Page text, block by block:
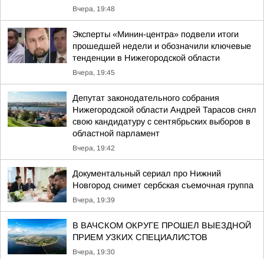
Вчера, 19:48
Эксперты «Минин-центра» подвели итоги
прошедшей недели и обозначили ключевые
тенденции в Нижегородской области
Вчера, 19:45
Депутат законодательного собрания
Нижегородской области Андрей Тарасов снял
свою кандидатуру с сентябрьских выборов в
областной парламент
Вчера, 19:42
Документальный сериал про Нижний
Новгород снимет сербская съемочная группа
Вчера, 19:39
В ВАЧСКОМ ОКРУГЕ ПРОШЕЛ ВЫЕЗДНОЙ
ПРИЕМ УЗКИХ СПЕЦИАЛИСТОВ
Вчера, 19:30